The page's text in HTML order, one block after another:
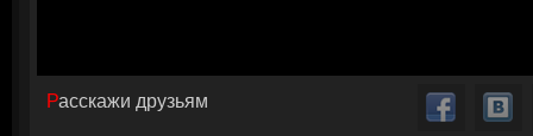
Расскажи друзьям